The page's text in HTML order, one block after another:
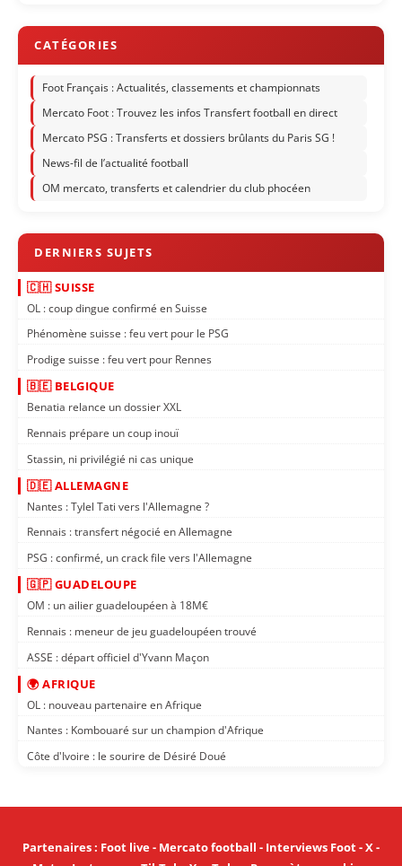
Foot Français : Actualités, classements et championnats
Mercato Foot : Trouvez les infos Transfert football en direct
Mercato PSG : Transferts et dossiers brûlants du Paris SG !
News-fil de l’actualité football
OM mercato, transferts et calendrier du club phocéen
🇨🇭 SUISSE
OL : coup dingue confirmé en Suisse
Phénomène suisse : feu vert pour le PSG
Prodige suisse : feu vert pour Rennes
🇧🇪 BELGIQUE
Benatia relance un dossier XXL
Rennais prépare un coup inouï
Stassin, ni privilégié ni cas unique
🇩🇪 ALLEMAGNE
Nantes : Tylel Tati vers l'Allemagne ?
Rennais : transfert négocié en Allemagne
PSG : confirmé, un crack file vers l'Allemagne
🇬🇵 GUADELOUPE
OM : un ailier guadeloupéen à 18M€
Rennais : meneur de jeu guadeloupéen trouvé
ASSE : départ officiel d'Yvann Maçon
🌍 AFRIQUE
OL : nouveau partenaire en Afrique
Nantes : Kombouaré sur un champion d'Afrique
Côte d'Ivoire : le sourire de Désiré Doué
Partenaires: Foot live- Mercato football - Interviews Foot-X-